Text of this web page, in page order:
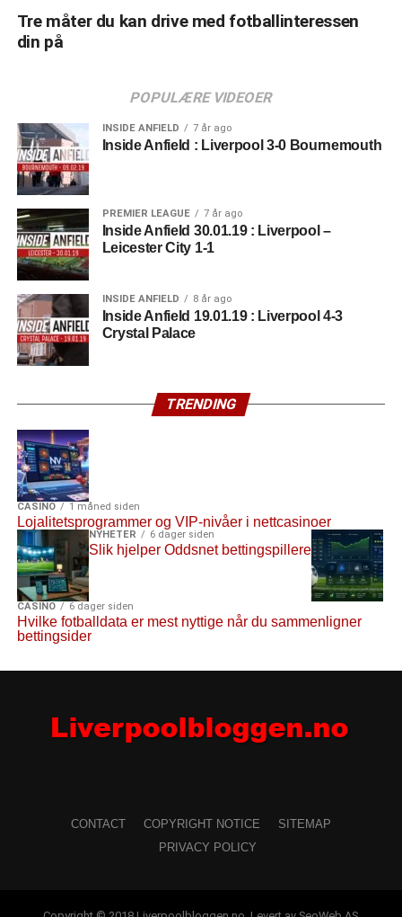
Tre måter du kan drive med fotballinteressen
din på
POPULÆRE VIDEOER
INSIDE ANFIELD 7 år ago
Inside Anfield : Liverpool 3-0 Bournemouth
PREMIER LEAGUE 7 år ago
Inside Anfield 30.01.19 : Liverpool –
Leicester City 1-1
INSIDE ANFIELD 8 år ago
Inside Anfield 19.01.19 : Liverpool 4-3
Crystal Palace
TRENDING
CASINO 1 måned siden
Lojalitetsprogrammer og VIP-nivåer i nettcasinoer
NYHETER 6 dager siden
Slik hjelper Oddsnet bettingspillere
CASINO 6 dager siden
Hvilke fotballdata er mest nyttige når du sammenligner
bettingsider
CONTACT COPYRIGHT NOTICE
SITEMAP
PRIVACY POLICY